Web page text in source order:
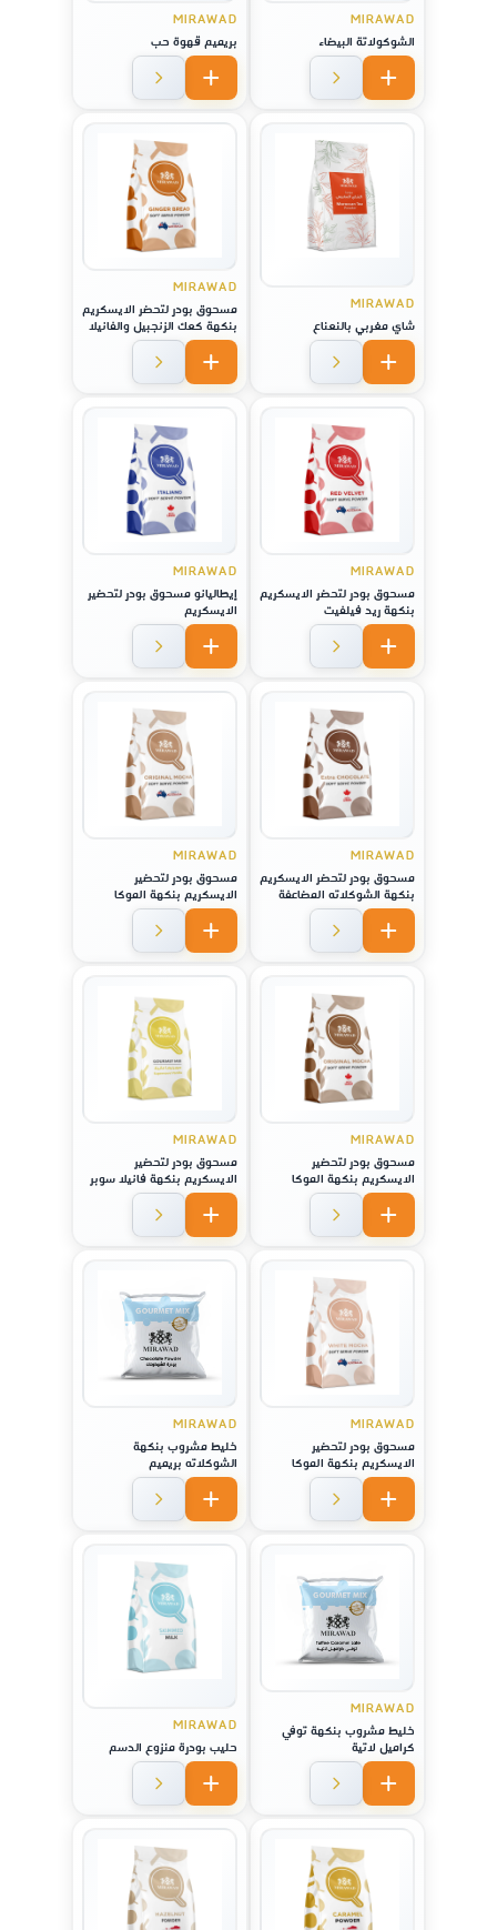
MIRAWAD
الشوكولاتة البيضاء
MIRAWAD
بريميم قهوة حب
MIRAWAD
شاي مغربي بالنعناع
MIRAWAD
مسحوق بودر لتحضر الايسكريم
بنكهة كعك الزنجبيل والفانيلا
MIRAWAD
مسحوق بودر لتحضر الايسكريم
بنكهة ريد فيلفيت
MIRAWAD
إيطاليانو مسحوق بودر لتحضير
الايسكريم
MIRAWAD
مسحوق بودر لتحضر الايسكريم
بنكهة الشوكلاته المضاعفة
MIRAWAD
مسحوق بودر لتحضير
الايسكريم بنكهة الموكا
MIRAWAD
مسحوق بودر لتحضير
الايسكريم بنكهة الموكا
الاصلية
MIRAWAD
مسحوق بودر لتحضير
الايسكريم بنكهة فانيلا سوبر
نوفا
MIRAWAD
مسحوق بودر لتحضير
الايسكريم بنكهة الموكا
الاصلية
MIRAWAD
خليط مشروب بنكهة
الشوكلاته بريميم
MIRAWAD
خليط مشروب بنكهة توفي
كراميل لاتية
MIRAWAD
حليب بودرة منزوع الدسم